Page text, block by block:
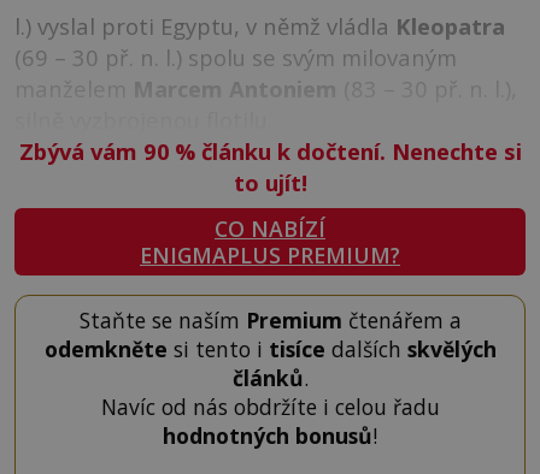
l.) vyslal proti Egyptu, v němž vládla Kleopatra
(69 – 30 př. n. l.) spolu se svým milovaným
manželem Marcem Antoniem
(83 – 30 př. n. l.),
Zbývá vám 90 %článku k dočtení. Nenechte si
to ujít!
CO NABÍZÍ
ENIGMAPLUS PREMIUM?
Staňte se naším Premium čtenářem a
odemkněte si tento i tisíce dalších skvělých
článků.
Navíc od nás obdržíte i celou řadu
hodnotných bonusů!